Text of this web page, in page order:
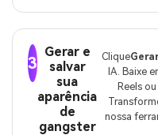
3
Gerar e
salvar
sua
aparência
de
gangster
Clique
IA. Baixe
Reels
nossa